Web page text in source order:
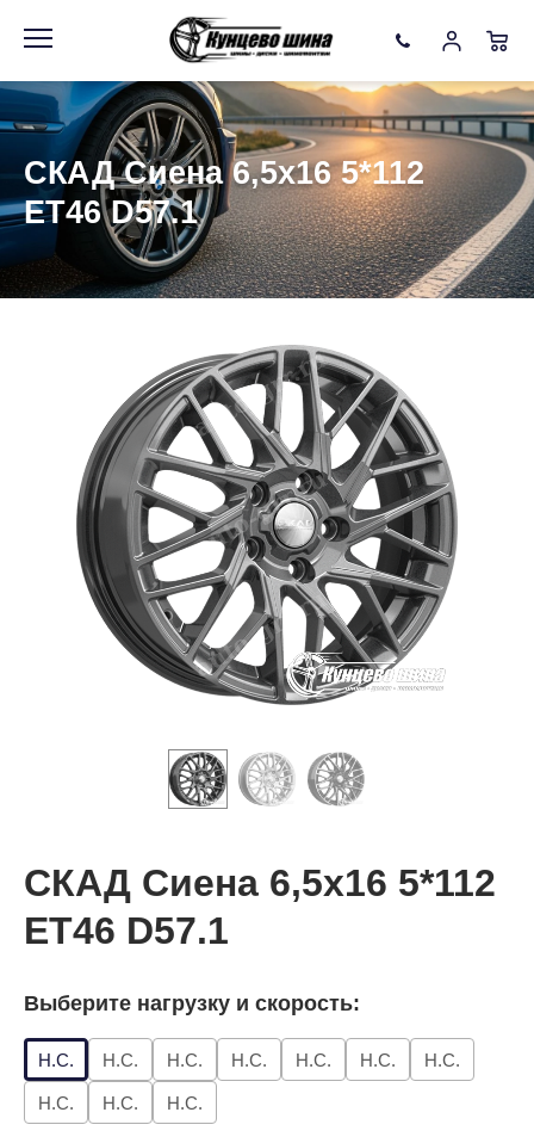
СКАД Сиена 6,5x16 5*112
ET46 D57.1
СКАД Сиена 6,5x16 5*112
ET46 D57.1
Выберите нагрузку и скорость:
Н.С. Н.С. Н.С. Н.С. Н.С. Н.С. Н.С.
Н.С. Н.С. Н.С.
Информация Фото товара